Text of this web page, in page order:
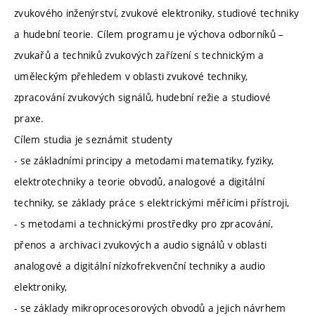
zvukového inženýrství, zvukové elektroniky, studiové techniky
a hudební teorie. Cílem programu je výchova odborníků –
zvukařů a techniků zvukových zařízení s technickým a
uměleckým přehledem v oblasti zvukové techniky,
zpracování zvukových signálů, hudební režie a studiové
praxe.
Cílem studia je seznámit studenty
- se základními principy a metodami matematiky, fyziky,
elektrotechniky a teorie obvodů, analogové a digitální
techniky, se základy práce s elektrickými měřicími přístroji,
- s metodami a technickými prostředky pro zpracování,
přenos a archivaci zvukových a audio signálů v oblasti
analogové a digitální nízkofrekvenční techniky a audio
elektroniky,
- se základy mikroprocesorových obvodů a jejich návrhem